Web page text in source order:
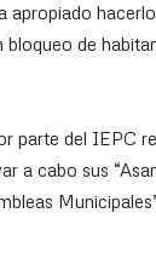
de
parte del IEPC
a cabo sus